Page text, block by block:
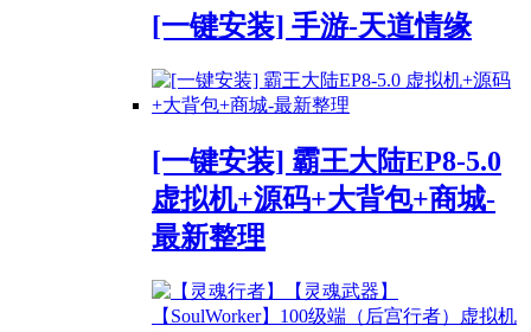
[一键安装] 手游-天道情缘
[一键安装] 霸王大陆EP8-5.0
虚拟机+源码+大背包+商城-
最新整理